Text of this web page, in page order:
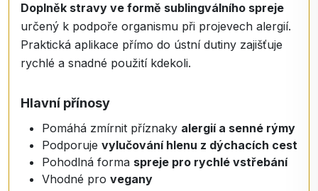
Doplněk stravy ve formě sublingválního spreje
určený k podpoře organismu při projevech alergií.
Praktická aplikace přímo do ústní dutiny zajišťuje
rychlé a snadné použití kdekoli.
Hlavní přínosy
Pomáhá zmírnit příznaky alergií a senné rýmy
Podporuje vylučování hlenu z dýchacích cest
Pohodlná forma spreje pro rychlé vstřebání
Vhodné pro vegany